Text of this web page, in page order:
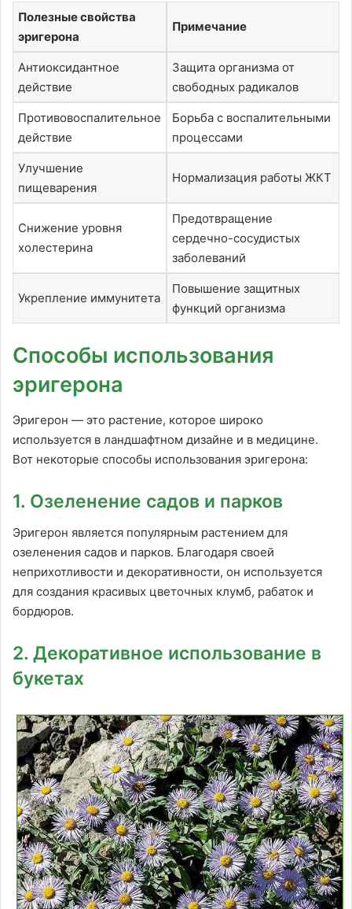
Полезные свойства
эригерона
Примечание
Антиоксидантное
действие
Защита организма от
свободных радикалов
Противовоспалительное
действие
Борьба с воспалительными
процессами
Улучшение
пищеварения
Нормализация работы ЖКТ
Снижение уровня
холестерина
Предотвращение
сердечно-сосудистых
заболеваний
Укрепление иммунитета
Повышение защитных
функций организма
Способы использования
эригерона
Эригерон — это растение, которое широко
используется в ландшафтном дизайне и в медицине.
Вот некоторые способы использования эригерона:
1. Озеленение садов и парков
Эригерон является популярным растением для
озеленения садов и парков. Благодаря своей
неприхотливости и декоративности, он используется
для создания красивых цветочных клумб, рабаток и
бордюров.
2. Декоративное использование в
букетах